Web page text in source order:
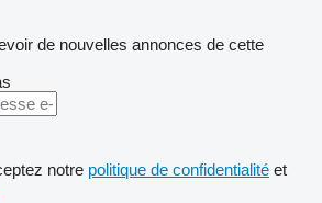
de nouvelles annonces de cette
notre politique de confidentialité et